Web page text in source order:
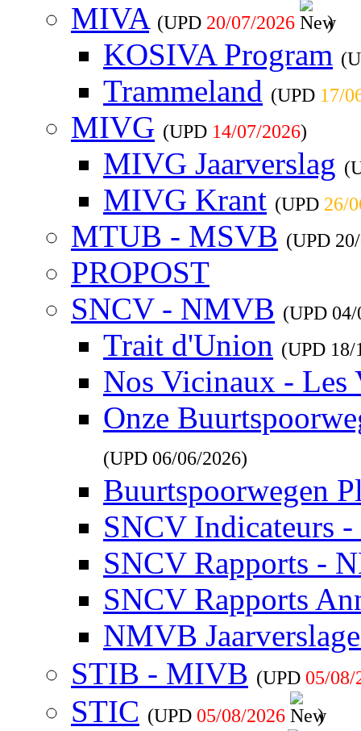
MIVA (UPD 20/07/2026 )
KOSIVA Program
Trammeland (UPD 17/
MIVG (UPD 14/07/2026)
MIVG Jaarverslag
MIVG Krant (UPD 26/
MTUB - MSVB (UPD
PROPOST
SNCV - NMVB (UPD
Trait d'Union (UPD 18/
Nos Vicinaux - Les
Onze
(UPD 06/06/2026)
Buurtspoorwegen
SNCV Indicateurs
SNCV Rapports -
SNCV Rapports
NMVB
STIB - MIVB (UPD 05/08/
STIC (UPD 05/08/2026 )